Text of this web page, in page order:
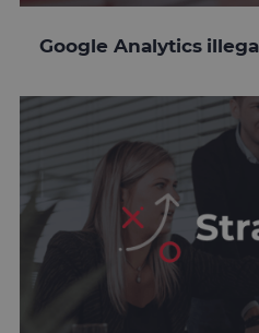
Google Analytics